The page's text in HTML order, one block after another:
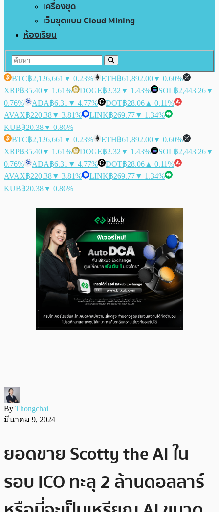
เครื่องขุด
เว็บขุดแบบ Cloud Mining
ห้องเรียน
BTC฿2,126,661 ▼ 0.23% ETH฿61,892.00▼ 0.60%
XRP฿35.40▼ 1.61% DOGE฿2.32 ▼ 1.43% SOL฿2,443.26▼
0.76%
ADA฿6.31 ▼ 4.77% DOT฿28.06 ▲ 0.11%
AVAX฿220.38▼ 3.81% LINK฿269.77▼ 1.34%
KUB฿20.38▼ 0.86%
BTC฿2,126,661 ▼ 0.23% ETH฿61,892.00▼ 0.60%
XRP฿35.40▼ 1.61% DOGE฿2.32 ▼ 1.43% SOL฿2,443.26▼
0.76%
ADA฿6.31 ▼ 4.77% DOT฿28.06 ▲ 0.11%
AVAX฿220.38▼ 3.81% LINK฿269.77▼ 1.34%
KUB฿20.38▼ 0.86%
By Thongchai
มีนาคม 9, 2024
ยอดขาย Scotty the AI ใน
รอบ ICO ทะลุ 2 ล้านดอลลาร์